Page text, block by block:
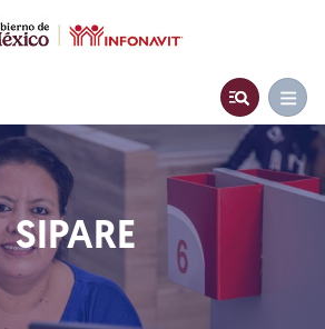
SIPARE